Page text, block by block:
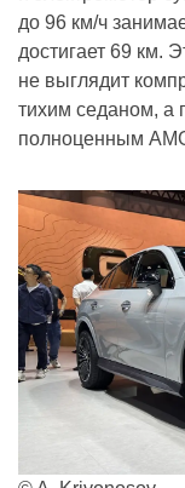
до 96 км/ч
достигает 69 км.
не выглядит
тихим седаном, а
полноценным